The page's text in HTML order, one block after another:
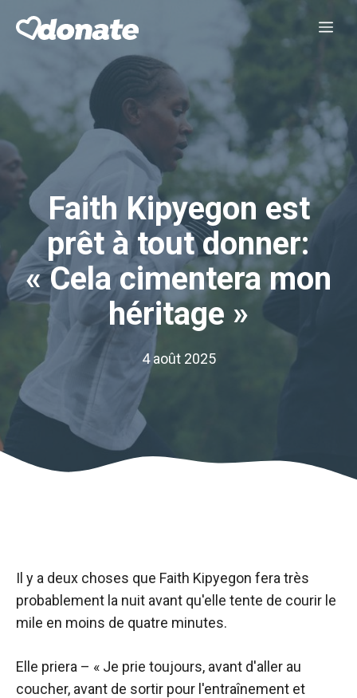
Faith Kipyegon est
prêt à tout donner:
« Cela cimentera mon
héritage »
4 août 2025
Il y a deux choses que Faith Kipyegon fera très
probablement la nuit avant qu'elle tente de courir le
mile en moins de quatre minutes.
Elle priera – « Je prie toujours, avant d'aller au
coucher, avant de sortir pour l'entraînement et